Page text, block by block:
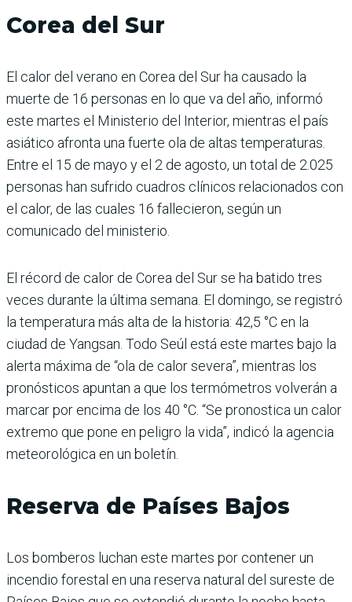
Corea del Sur
El calor del verano en Corea del Sur ha causado la
muerte de 16 personas en lo que va del año, informó
este martes el Ministerio del Interior, mientras el país
asiático afronta una fuerte ola de altas temperaturas.
Entre el 15 de mayo y el 2 de agosto, un total de 2.025
personas han sufrido cuadros clínicos relacionados con
el calor, de las cuales 16 fallecieron, según un
comunicado del ministerio.
El récord de calor de Corea del Sur se ha batido tres
veces durante la última semana. El domingo, se registró
la temperatura más alta de la historia: 42,5 °C en la
ciudad de Yangsan. Todo Seúl está este martes bajo la
alerta máxima de “ola de calor severa”, mientras los
pronósticos apuntan a que los termómetros volverán a
marcar por encima de los 40 °C. “Se pronostica un calor
extremo que pone en peligro la vida”, indicó la agencia
meteorológica en un boletín.
Reserva de Países Bajos
Los bomberos luchan este martes por contener un
incendio forestal en una reserva natural del sureste de